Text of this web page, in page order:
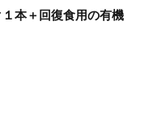
１本＋回復食用の有機